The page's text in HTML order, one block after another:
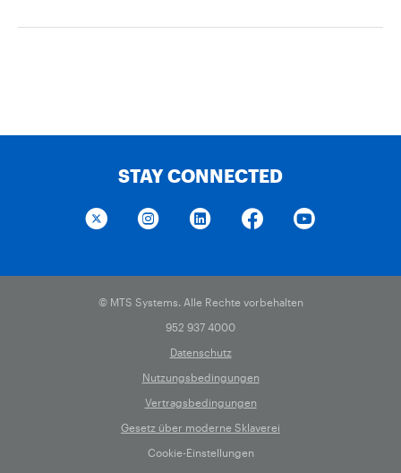
STAY CONNECTED
© MTS Systems. Alle Rechte vorbehalten
952 937 4000
Datenschutz
Nutzungsbedingungen
Vertragsbedingungen
Gesetz über moderne Sklaverei
Cookie-Einstellungen